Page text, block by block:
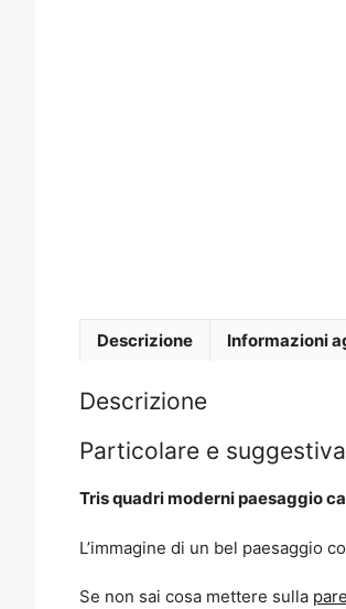
Descrizione Informazioni
Descrizione
Particolare e
Tris quadri moderni paesaggio
L’immagine di un bel paesaggio
Se non sai cosa mettere sulla